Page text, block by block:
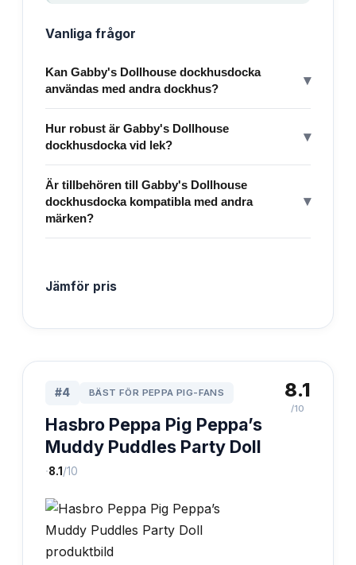
Vanliga frågor
Kan Gabby's Dollhouse dockhusdocka
användas med andra dockhus?
▾
Hur robust är Gabby's Dollhouse
dockhusdocka vid lek?
▾
Är tillbehören till Gabby's Dollhouse
dockhusdocka kompatibla med andra
märken?
▾
Jämför pris
#4 BÄST FÖR PEPPA PIG-FANS
Hasbro Peppa Pig Peppa’s
Muddy Puddles Party Doll
·8.1 /10
8.1
/10